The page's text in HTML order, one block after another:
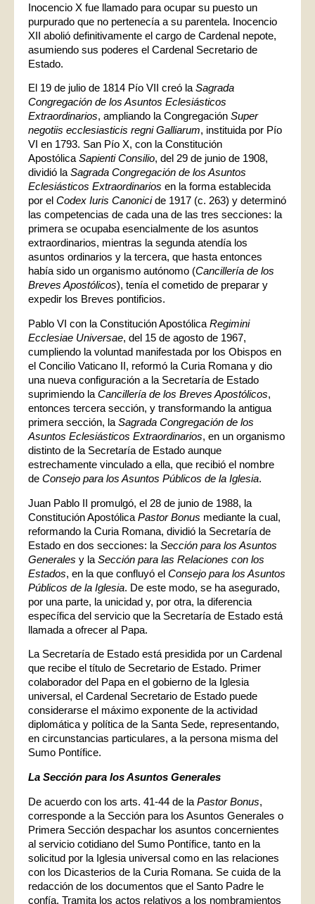
Inocencio X fue llamado para ocupar su puesto un
purpurado que no pertenecía a su parentela. Inocencio
XII abolió definitivamente el cargo de Cardenal nepote,
asumiendo sus poderes el Cardenal Secretario de
Estado.
El 19 de julio de 1814 Pío VII creó laSagrada
Congregación de los Asuntos Eclesiásticos
Extraordinarios, ampliando la CongregaciónSuper
negotiis ecclesiasticis regni Galliarum, instituida por Pío
VI en 1793. San Pío X, con la Constitución
ApostólicaSapienti Consilio, del 29 de junio de 1908,
dividió laSagrada Congregación de los Asuntos
Eclesiásticos Extraordinarios en la forma establecida
por elCodex Iuris Canonicide 1917 (c. 263) y determinó
las competencias de cada una de las tres secciones: la
primera se ocupaba esencialmente de los asuntos
extraordinarios, mientras la segunda atendía los
asuntos ordinarios y la tercera, que hasta entonces
había sido un organismo autónomo (Cancillería de los
Breves Apostólicos), tenía el cometido de preparar y
expedir los Breves pontificios.
Pablo VI con la Constitución ApostólicaRegimini
Ecclesiae Universae, del 15 de agosto de 1967,
cumpliendo la voluntad manifestada por los Obispos en
el Concilio Vaticano II, reformó la Curia Romana y dio
una nueva configuración a la Secretaría de Estado
suprimiendo laCancillería de los Breves Apostólicos,
entonces tercera sección, y transformando la antigua
primera sección, laSagrada Congregación de los
Asuntos Eclesiásticos Extraordinarios, en un organismo
distinto de la Secretaría de Estado aunque
estrechamente vinculado a ella, que recibió el nombre
deConsejo para los Asuntos Públicos de la Iglesia.
Juan Pablo II promulgó, el 28 de junio de 1988, la
Constitución ApostólicaPastor Bonus mediante la cual,
reformando la Curia Romana, dividió la Secretaría de
Estado en dos secciones: laSección para los Asuntos
Generales y laSección para las Relaciones con los
Estados, en la que confluyó elConsejo para los Asuntos
Públicos de la Iglesia. De este modo, se ha asegurado,
por una parte, la unicidad y, por otra, la diferencia
específica del servicio que la Secretaría de Estado está
llamada a ofrecer al Papa.
La Secretaría de Estado está presidida por un Cardenal
que recibe el título de Secretario de Estado. Primer
colaborador del Papa en el gobierno de la Iglesia
universal, el Cardenal Secretario de Estado puede
considerarse el máximo exponente de la actividad
diplomática y política de la Santa Sede, representando,
en circunstancias particulares, a la persona misma del
Sumo Pontífice.
La Sección para los Asuntos Generales
De acuerdo con los arts. 41-44 de laPastor Bonus,
corresponde a la Sección para los Asuntos Generales o
Primera Sección despachar los asuntos concernientes
al servicio cotidiano del Sumo Pontífice, tanto en la
solicitud por la Iglesia universal como en las relaciones
con los Dicasterios de la Curia Romana. Se cuida de la
redacción de los documentos que el Santo Padre le
confía. Tramita los actos relativos a los nombramientos